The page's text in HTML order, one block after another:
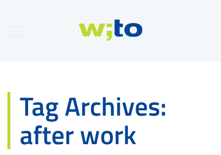
Tag Archives:
after work